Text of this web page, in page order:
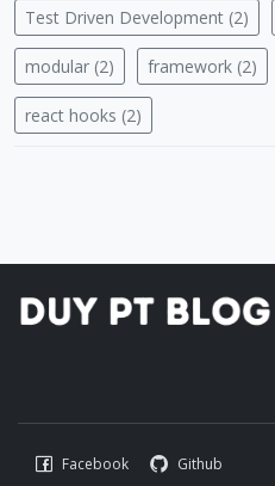
Test Driven Development (2)
modular (2) framework (2)
react hooks (2)
Facebook Github